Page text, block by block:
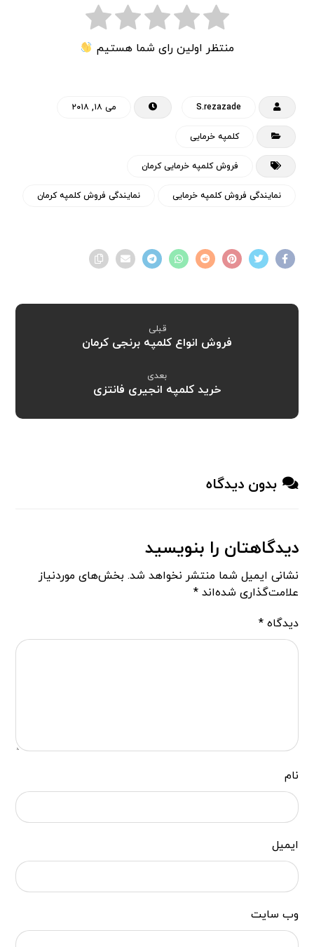
منتظر اولین رای شما هستیم
S.rezazade می ۱۸, ۲۰۱۸
کلمپه خرمایی
فروش کلمپه خرمایی کرمان
نمایندگی فروش کلمپه خرمایی نمایندگی فروش کلمپه کرمان
قبلی
فروش انواع کلمپه برنجی کرمان
بعدی
خرید کلمپه انجیری فانتزی
بدون دیدگاه
دیدگاهتان را بنویسید
نشانی ایمیل شما منتشر نخواهد شد. بخش‌های موردنیاز
علامت‌گذاری شده‌اند*
دیدگاه*
نام
ایمیل
وب‌ سایت